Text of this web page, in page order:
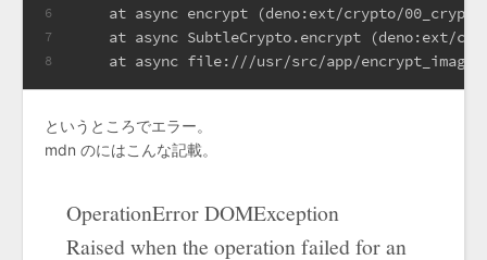
6
7
8
at async encrypt (deno:ext/crypto/
at async SubtleCrypto.encrypt (deno:ext/
at async file:///usr/src/app/
というところでエラー。
mdn のにはこんな記載。
OperationError DOMException
Raised when the operation failed for an